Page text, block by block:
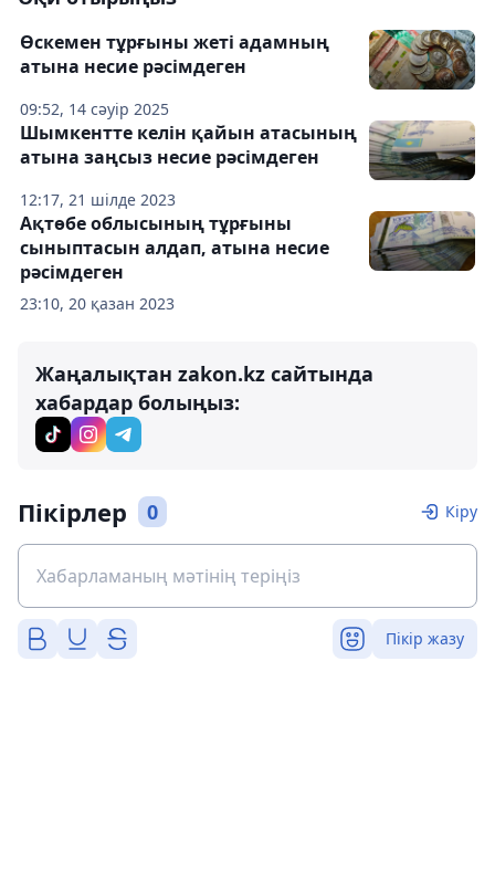
09:52, 14 сәуір 2025
Өскемен тұрғыны жеті адамның
атына несие рәсімдеген
12:17, 21 шілде 2023
Шымкентте келін қайын атасының
атына заңсыз несие рәсімдеген
23:10, 20 қазан 2023
Ақтөбе облысының тұрғыны
сыныптасын алдап, атына несие
рәсімдеген
Жаңалықтан zakon.kz сайтында
хабардар болыңыз:
Пікірлер 0 Кіру
Пікір жазу